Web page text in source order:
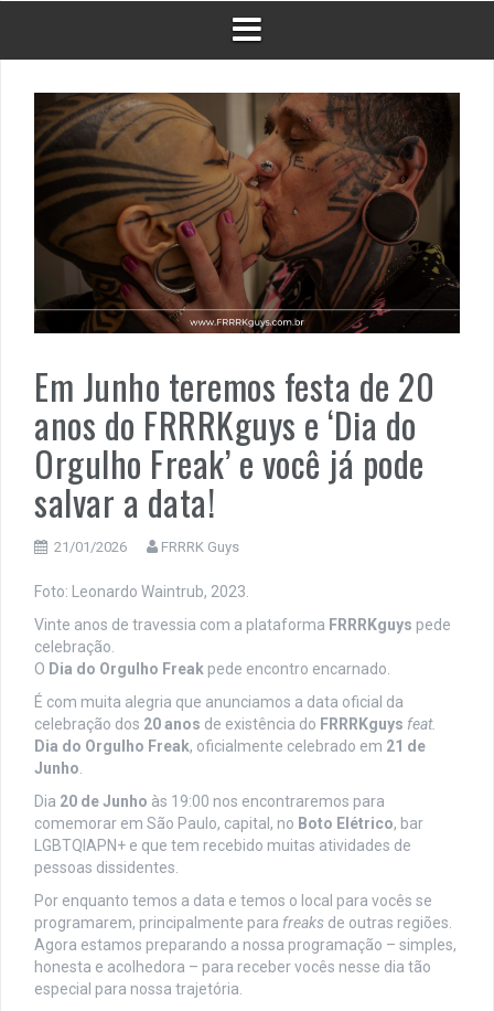
Em Junho teremos festa de 20
anos do FRRRKguys e ‘Dia do
Orgulho Freak’ e você já pode
salvar a data!
21/01/2026 FRRRK Guys
Foto: Leonardo Waintrub, 2023.
Vinte anos de travessia com a plataforma FRRRKguys pede
celebração.
O Dia do Orgulho Freak pede encontro encarnado.
É com muita alegria que anunciamos a data oficial da
celebração dos 20 anos de existência do FRRRKguys feat.
Dia do Orgulho Freak, oficialmente celebrado em 21 de
Junho
Dia 20 de Junho às 19:00 nos encontraremos para
comemorar em São Paulo, capital, no Boto Elétrico, bar
LGBTQIAPN+ e que tem recebido muitas atividades de
pessoas dissidentes.
Por enquanto temos a data e temos o local para vocês se
programarem, principalmente para freaks de outras regiões.
Agora estamos preparando a nossa programação – simples,
honesta e acolhedora – para receber vocês nesse dia tão
especial para nossa trajetória.